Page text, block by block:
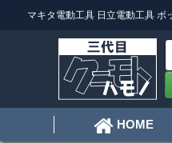
マキタ電動工具 日立電動工具 ボ
HOME